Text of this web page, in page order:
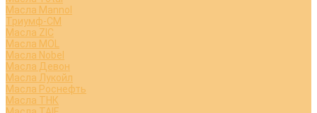
Масла Mannol
Триумф-СМ
Масла ZIC
Масла MOL
Масла Nobel
Масла Девон
Масла Лукойл
Масла Роснефть
Масла ТНК